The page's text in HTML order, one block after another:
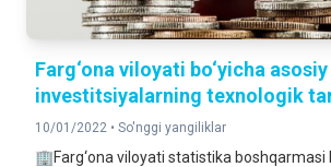
Farg‘ona viloyati bo‘yicha
investitsiyalarning texnologik
10/01/2022 • So'nggi yangiliklar
🏢Farg‘ona viloyati statistika boshqarmasi